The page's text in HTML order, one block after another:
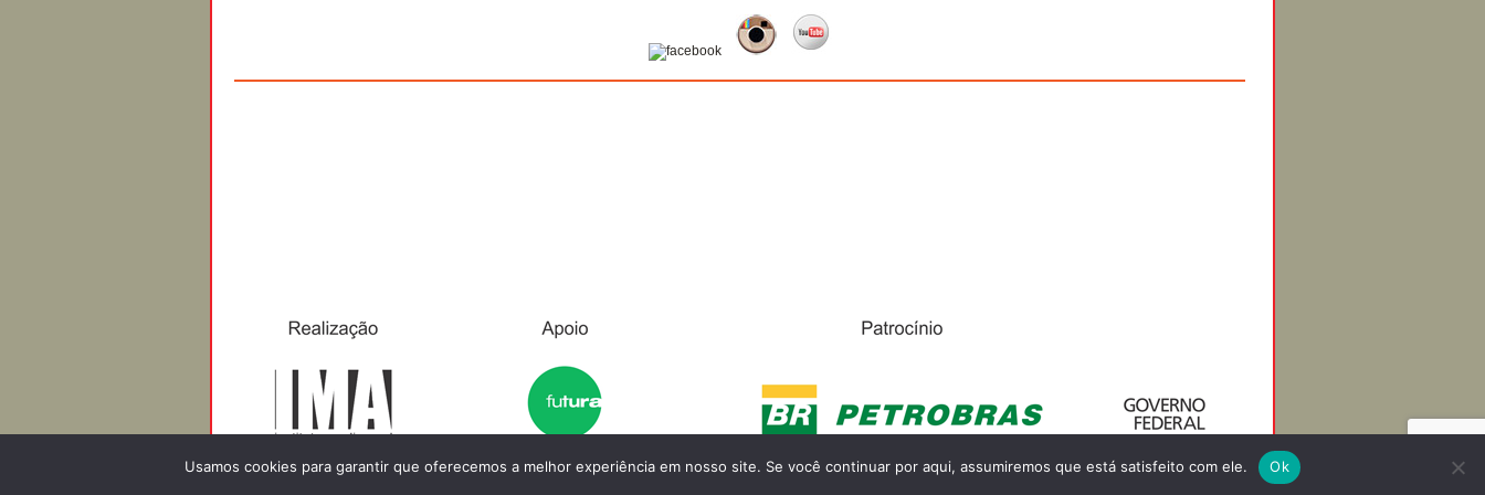
Usamos cookies para garantir que oferecemos a melhor experiência em nosso site. Se você continuar por aqui, assumiremos que está satisfeito com ele. Ok